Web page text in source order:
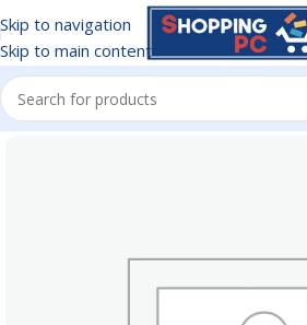
Skip to navigation
Skip to main content
Inicio/CARGADORES